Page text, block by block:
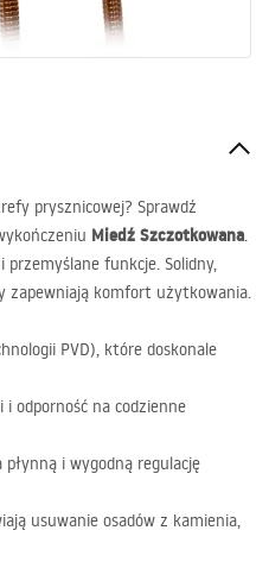
prysznicowej? Sprawdź
Miedź Szczotkowana.
przemyślane funkcje. Solidny,
zapewniają komfort użytkowania.
PVD), które doskonale
odporność na codzienne
i wygodną regulację
usuwanie osadów z kamienia,